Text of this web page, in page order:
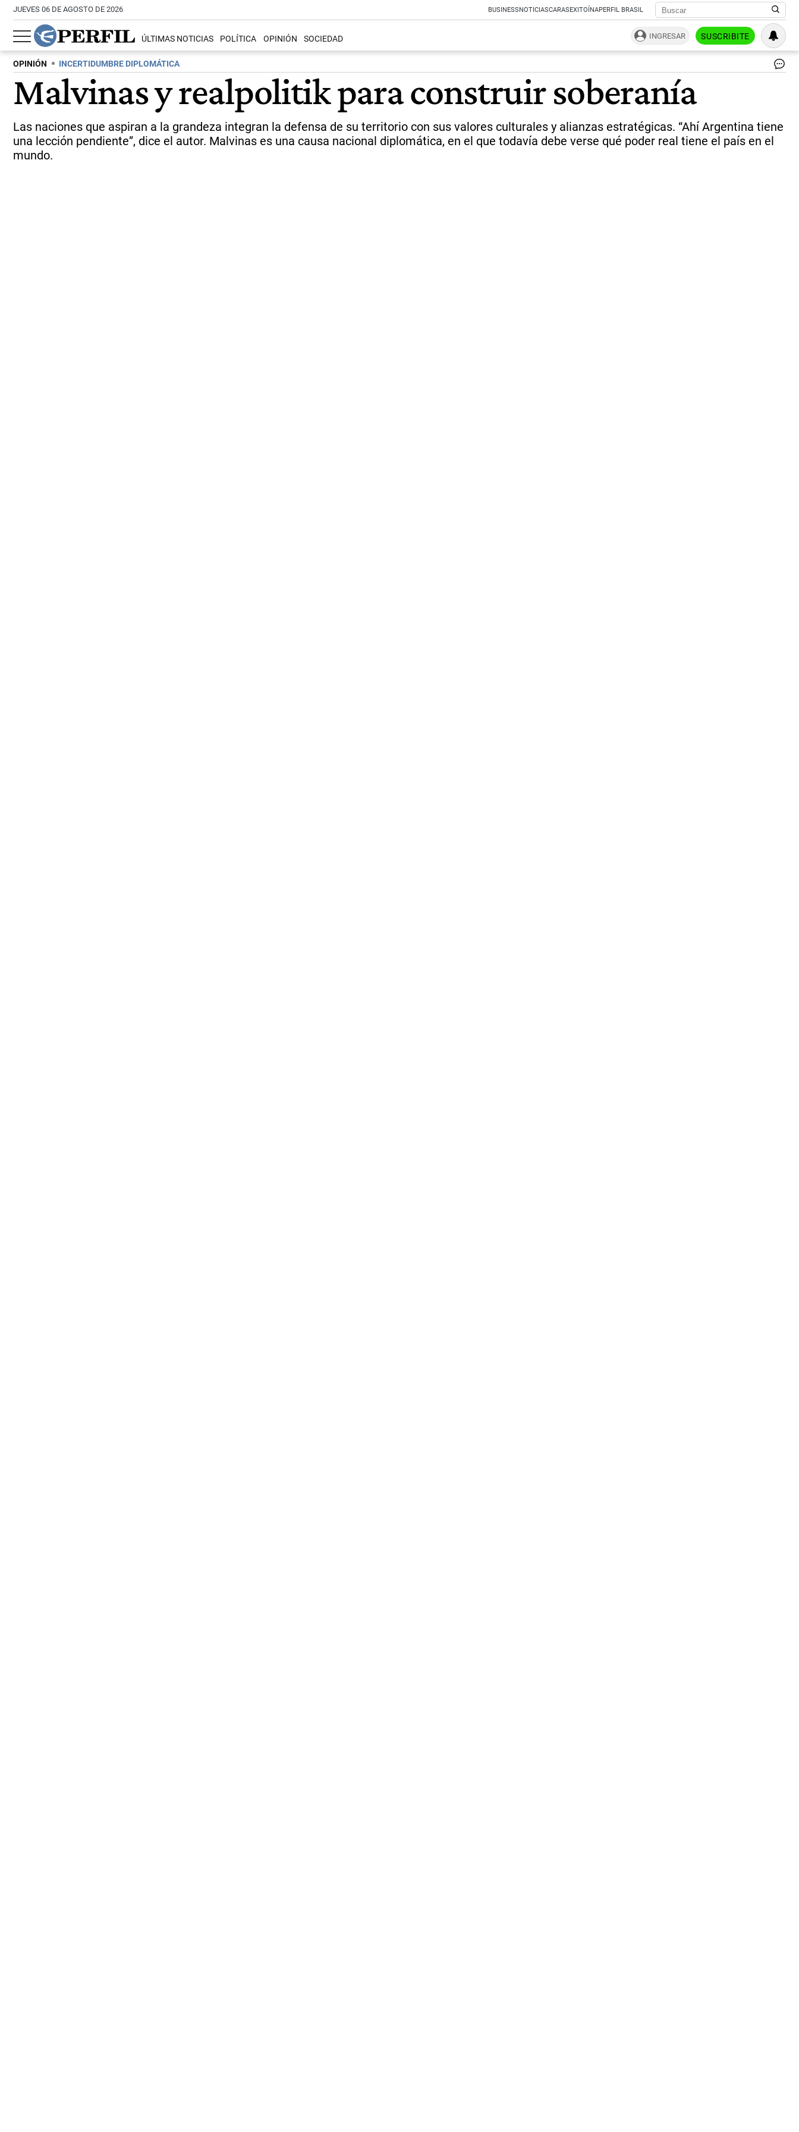
JUEVES 06 DE AGOSTO DE 2026 BUSINESSNOTICIASCARASEXITOÍNAPERFIL BRASIL
ÚLTIMAS NOTICIAS POLÍTICA OPINIÓN SOCIEDAD INGRESAR SUSCRIBITE
OPINIÓN INCERTIDUMBRE DIPLOMÁTICA
Malvinas y realpolitik para construir soberanía
Las naciones que aspiran a la grandeza integran la defensa de su territorio con sus valores culturales y alianzas estratégicas. “Ahí Argentina tiene
una lección pendiente”, dice el autor. Malvinas es una causa nacional diplomática, en el que todavía debe verse qué poder real tiene el país en el
mundo.